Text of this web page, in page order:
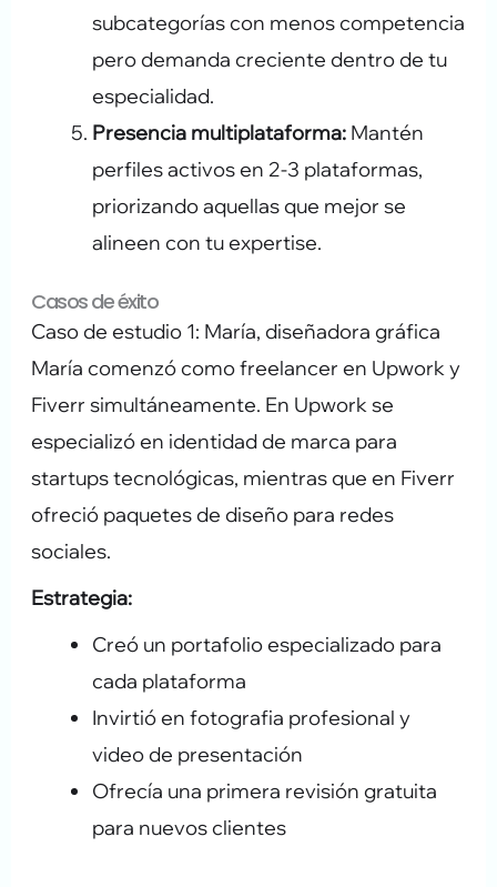
subcategorías con menos competencia
pero demanda creciente dentro de tu
especialidad.
Presencia multiplataforma:Mantén
perfiles activos en 2-3 plataformas,
priorizando aquellas que mejor se
alineen con tu expertise.
Casos de éxito
Caso de estudio 1: María, diseñadora gráfica
María comenzó como freelancer en Upwork y
Fiverr simultáneamente. En Upwork se
especializó en identidad de marca para
startups tecnológicas, mientras que en Fiverr
ofreció paquetes de diseño para redes
sociales.
Estrategia:
Creó un portafolio especializado para
cada plataforma
Invirtió en fotografia profesional y
video de presentación
Ofrecía una primera revisión gratuita
para nuevos clientes